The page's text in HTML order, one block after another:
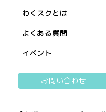
わくスクとは
よくある質問
イベント
お問い合わせ